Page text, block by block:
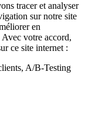
tracer et analyser
sur notre site
en
Avec votre accord,
ce site internet :
A/B-Testing